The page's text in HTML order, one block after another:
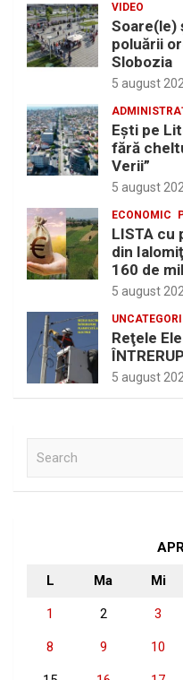
VIDEO
poluării
Slobozia
5 august
Eşti pe
fără
Verii”
5 august
ECONOMIC
LISTA cu
din
160 de
5 august
Reţele
5 august
L Ma Mi
1 2 3
8 9 10